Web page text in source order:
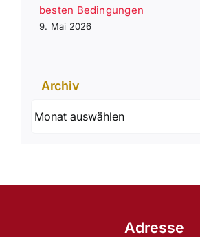
besten Bedingungen
9. Mai 2026
Archiv
Adresse